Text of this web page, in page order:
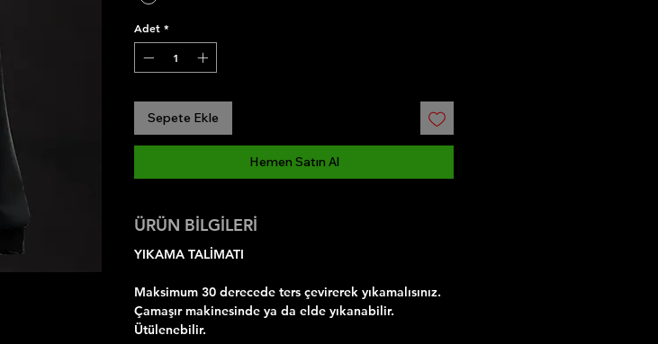
Adet *
Sepete Ekle
Hemen Satın Al
ÜRÜN BİLGİLERİ
YIKAMA TALİMATI
Maksimum 30 derecede ters çevirerek yıkamalısınız.
Çamaşır makinesinde ya da elde yıkanabilir.
Ütülenebilir.